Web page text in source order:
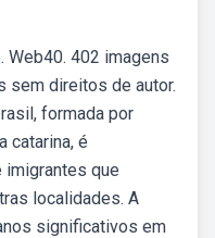
Web40. 402 imagens
sem direitos de autor.
formada por
catarina, é
imigrantes que
localidades. A
significativos em